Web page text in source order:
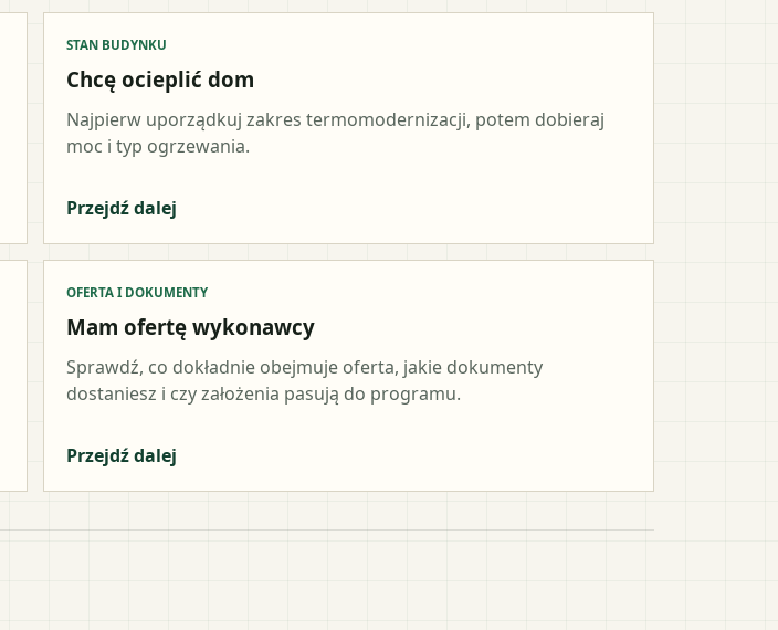
STAN BUDYNKU
Chcę ocieplić dom
Najpierw uporządkuj zakres termomodernizacji, potem dobieraj
moc i typ ogrzewania.
Przejdź dalej
OFERTA I DOKUMENTY
Mam ofertę wykonawcy
Sprawdź, co dokładnie obejmuje oferta, jakie dokumenty
dostaniesz i czy założenia pasują do programu.
Przejdź dalej